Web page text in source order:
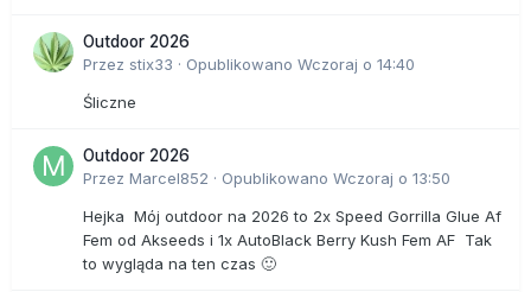
Outdoor 2026
Przez stix33 · Opublikowano Wczoraj o 14:40
Śliczne
Outdoor 2026
Przez Marcel852 · Opublikowano Wczoraj o 13:50
Hejka Mój outdoor na 2026 to 2x Speed Gorrilla Glue Af
Fem od Akseeds i 1x AutoBlack Berry Kush Fem AF Tak
to wygląda na ten czas 🙂